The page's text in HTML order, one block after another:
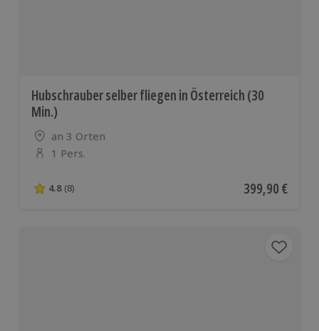
Hubschrauber selber fliegen in Österreich (30
Min.)
Standort
an 3 Orten
Anzahl der Teilnehmer
1 Pers.
4.8 von 5 Sternen basierend auf 8 Bewertungen
4.8 (8) Aktueller Preis
399,90 €